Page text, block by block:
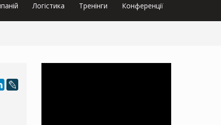
Логістика Тренінги Конференції